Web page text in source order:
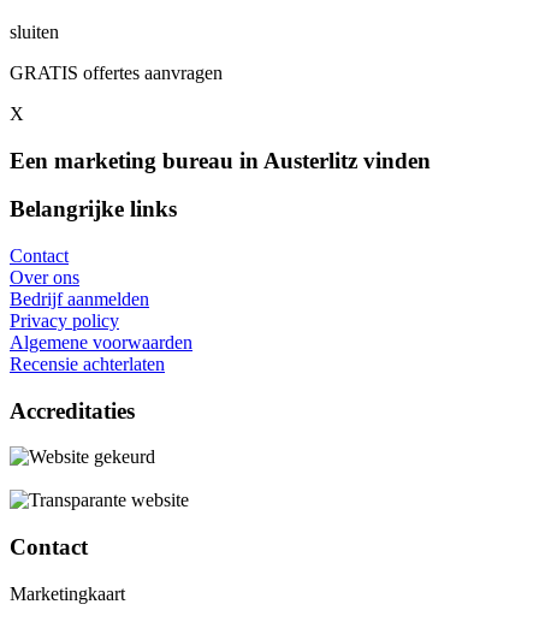
sluiten
GRATIS offertes aanvragen
X
Een marketing bureau in Austerlitz vinden
Belangrijke links
Contact
Over ons
Bedrijf aanmelden
Privacy policy
Algemene voorwaarden
Recensie achterlaten
Accreditaties
Contact
Marketingkaart